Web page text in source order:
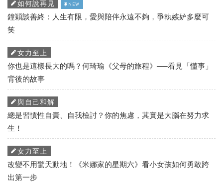
如何說再見 NEW
鐘穎談善終：人生有限，愛與陪伴永遠不夠，爭執嫉妒多麼可
笑
女力至上
你也是這樣長大的嗎？何琦瑜《父母的旅程》──看見「懂事」
背後的故事
與自己和解
總是習慣性自責、自我檢討？你的焦慮，其實是大腦在努力求
生！
女力至上
改變不用驚天動地！《米娜家的星期六》看小女孩如何勇敢跨
出第一步